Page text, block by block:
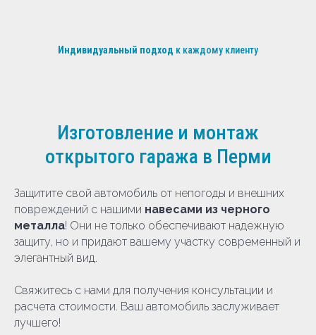
Индивидуальный подход к каждому клиенту
Изготовление и монтаж
открытого гаража в Перми
Защитите свой автомобиль от непогоды и внешних
повреждений с нашими навесами из черного
металла! Они не только обеспечивают надежную
защиту, но и придают вашему участку современный и
элегантный вид.
Свяжитесь с нами для получения консультации и
расчета стоимости. Ваш автомобиль заслуживает
лучшего!